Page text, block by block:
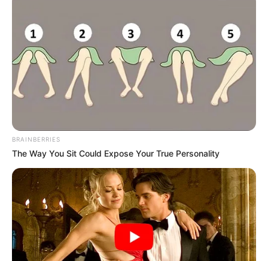
BRAINBERRIES
The Way You Sit Could Expose Your True Personality